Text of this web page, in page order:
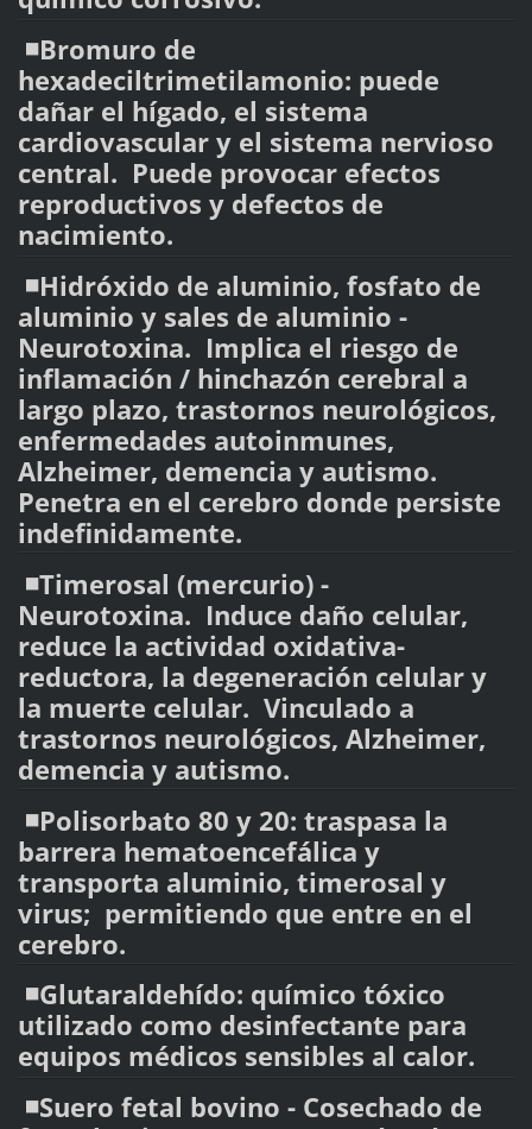
◾️Bromuro de
hexadeciltrimetilamonio: puede
dañar el hígado, el sistema
cardiovascular y el sistema nervioso
central. Puede provocar efectos
reproductivos y defectos de
nacimiento.
◾️Hidróxido de aluminio, fosfato de
aluminio y sales de aluminio -
Neurotoxina. Implica el riesgo de
inflamación / hinchazón cerebral a
largo plazo, trastornos neurológicos,
enfermedades autoinmunes,
Alzheimer, demencia y autismo.
Penetra en el cerebro donde persiste
indefinidamente.
◾️Timerosal (mercurio) -
Neurotoxina. Induce daño celular,
reduce la actividad oxidativa-
reductora, la degeneración celular y
la muerte celular. Vinculado a
trastornos neurológicos, Alzheimer,
demencia y autismo.
◾️Polisorbato 80 y 20: traspasa la
barrera hematoencefálica y
transporta aluminio, timerosal y
virus; permitiendo que entre en el
cerebro.
◾️Glutaraldehído: químico tóxico
utilizado como desinfectante para
equipos médicos sensibles al calor.
◾️Suero fetal bovino - Cosechado de